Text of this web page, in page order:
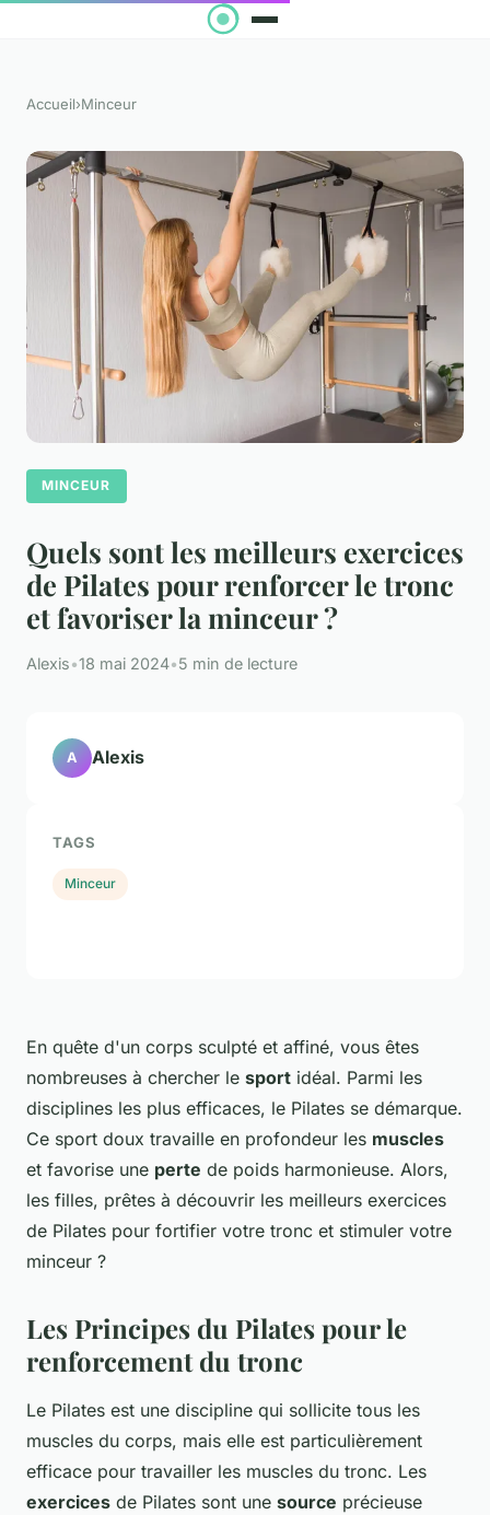
Accueil›Minceur
MINCEUR
Quels sont les meilleurs exercices
de Pilates pour renforcer le tronc
et favoriser la minceur ?
Alexis•18 mai 2024•5 min de lecture
En quête d'un corps sculpté et affiné, vous êtes
nombreuses à chercher le sport idéal. Parmi les
disciplines les plus efficaces, le Pilates se démarque.
Ce sport doux travaille en profondeur les muscles
et favorise une perte de poids harmonieuse. Alors,
les filles, prêtes à découvrir les meilleurs exercices
de Pilates pour fortifier votre tronc et stimuler votre
minceur ?
Les Principes du Pilates pour le
renforcement du tronc
Le Pilates est une discipline qui sollicite tous les
muscles du corps, mais elle est particulièrement
efficace pour travailler les muscles du tronc. Les
exercices de Pilates sont une source précieuse
A Alexis
TAGS
Minceur